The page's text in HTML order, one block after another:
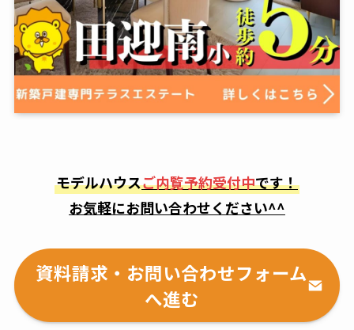
モデルハウスご内覧予約受付中です！
お気軽にお問い合わせください^^
資料請求・お問い合わせフォーム
へ進む